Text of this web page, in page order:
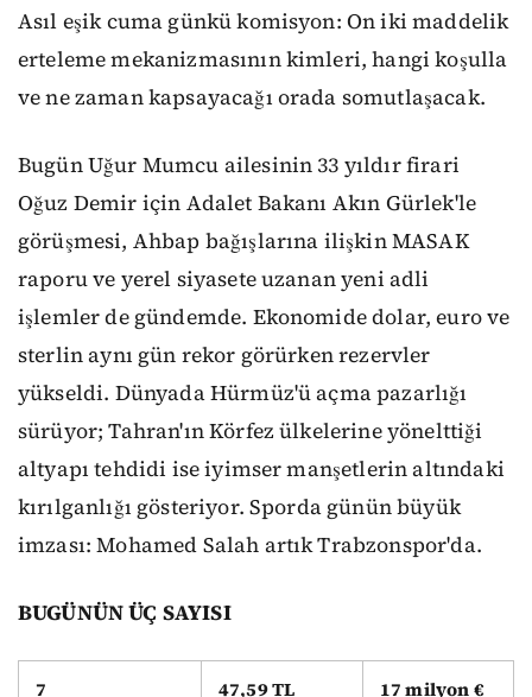
Asıl eşik cuma günkü komisyon: On iki maddelik
erteleme mekanizmasının kimleri, hangi koşulla
ve ne zaman kapsayacağı orada somutlaşacak.
Bugün Uğur Mumcu ailesinin 33 yıldır firari
Oğuz Demir için Adalet Bakanı Akın Gürlek'le
görüşmesi, Ahbap bağışlarına ilişkin MASAK
raporu ve yerel siyasete uzanan yeni adli
işlemler de gündemde. Ekonomide dolar, euro ve
sterlin aynı gün rekor görürken rezervler
yükseldi. Dünyada Hürmüz'ü açma pazarlığı
sürüyor; Tahran'ın Körfez ülkelerine yönelttiği
altyapı tehdidi ise iyimser manşetlerin altındaki
kırılganlığı gösteriyor. Sporda günün büyük
imzası: Mohamed Salah artık Trabzonspor'da.
BUGÜNÜN ÜÇ SAYISI
7 47,59 TL 17 milyon €